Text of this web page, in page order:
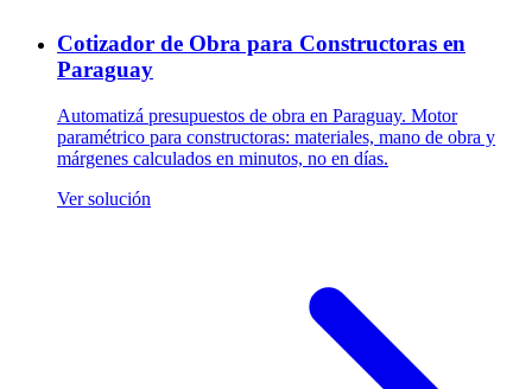
Cotizador de Obra para Constructoras en
Paraguay
Automatizá presupuestos de obra en Paraguay. Motor
paramétrico para constructoras: materiales, mano de obra y
márgenes calculados en minutos, no en días.
Ver solución